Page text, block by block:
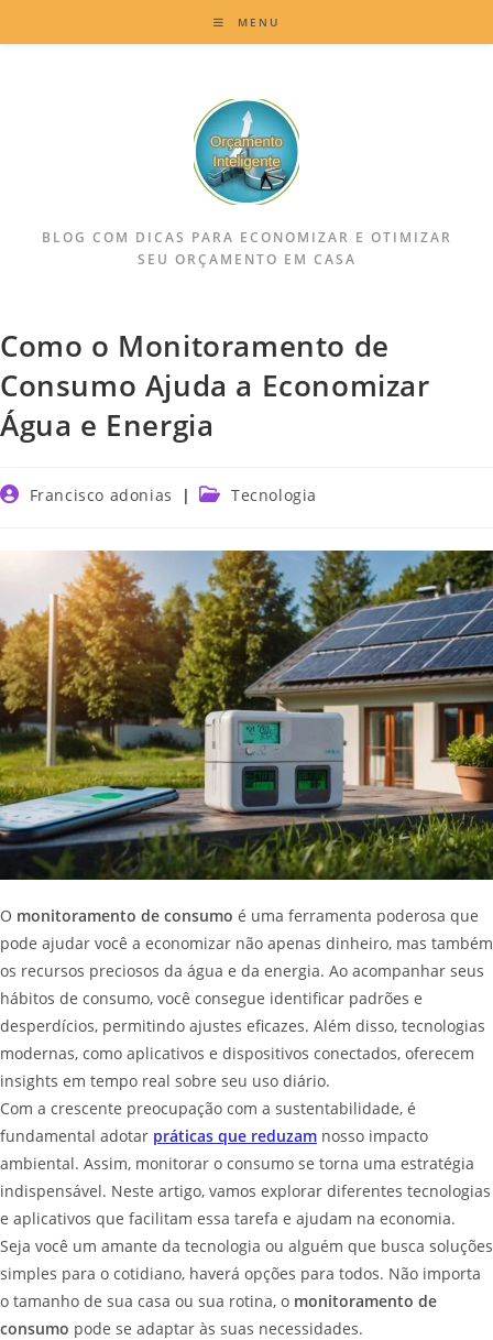
MENU
BLOG COM DICAS PARA ECONOMIZAR E OTIMIZAR
SEU ORÇAMENTO EM CASA
Como o Monitoramento de
Consumo Ajuda a Economizar
Água e Energia
Francisco adonias Tecnologia
O monitoramento de consumo é uma ferramenta poderosa que
pode ajudar você a economizar não apenas dinheiro, mas também
os recursos preciosos da água e da energia. Ao acompanhar seus
hábitos de consumo, você consegue identificar padrões e
desperdícios, permitindo ajustes eficazes. Além disso, tecnologias
modernas, como aplicativos e dispositivos conectados, oferecem
insights em tempo real sobre seu uso diário.
Com a crescente preocupação com a sustentabilidade, é
fundamental adotar práticas que reduzam nosso impacto
ambiental. Assim, monitorar o consumo se torna uma estratégia
indispensável. Neste artigo, vamos explorar diferentes tecnologias
e aplicativos que facilitam essa tarefa e ajudam na economia.
Seja você um amante da tecnologia ou alguém que busca soluções
simples para o cotidiano, haverá opções para todos. Não importa
o tamanho de sua casa ou sua rotina, o monitoramento de
consumo pode se adaptar às suas necessidades.